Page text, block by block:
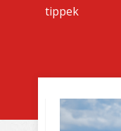
tippek